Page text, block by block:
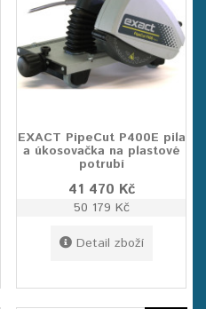
EXACT PipeCut P400E pila
a úkosovačka na plastové
potrubí
41 470 Kč
50 179 Kč
Detail zboží